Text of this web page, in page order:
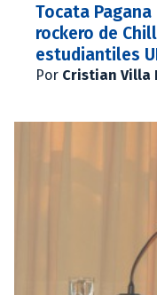
Tocata
rockero de
estudiantiles
Por Cristian Villa